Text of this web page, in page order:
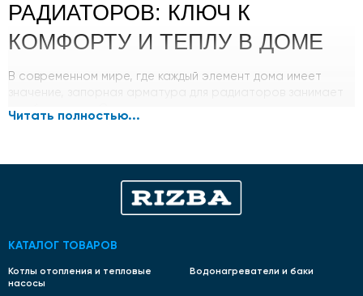
РАДИАТОРОВ: КЛЮЧ К
КОМФОРТУ И ТЕПЛУ В ДОМЕ
В современном мире, где каждый элемент дома имеет
особое место. Это не просто деталь, а залог уюта и
Точное регулирование температуры поддерживает
оптимальный климат в помещении, что способствует
благоприятному самочувствию. Помогает избежать
здоровья и энергоэффективности дома. Например,
Оборудование позволяет регулировать поток
Читать полностью...
КАТАЛОГ ТОВАРОВ
Котлы отопления и тепловые
насосы
Водонагреватели и баки